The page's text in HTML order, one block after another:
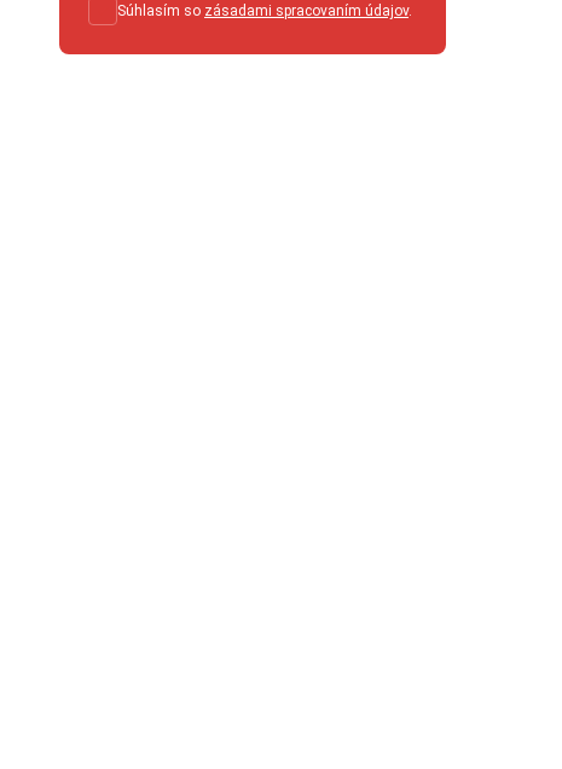
Súhlasím so zásadami spracovaním údajov.